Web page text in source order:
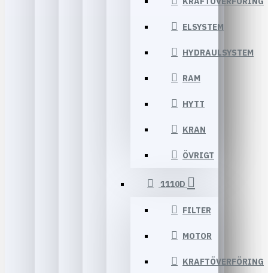
ELSYSTEM
HYDRAULSYSTEM
RAM
HYTT
KRAN
ÖVRIGT
1110D
FILTER
MOTOR
KRAFTÖVERFÖRING